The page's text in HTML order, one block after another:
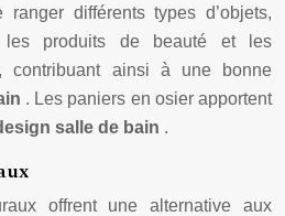
différents types d’objets,
les produits de beauté et les
contribuant ainsi à une bonne
. Les paniers en osier apportent
salle de bain .
offrent une alternative aux